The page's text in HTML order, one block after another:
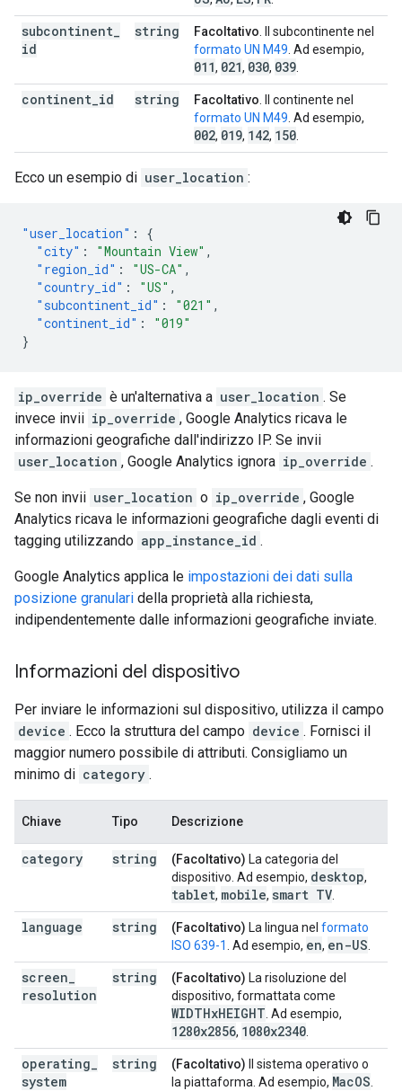
subcontinent
id
string Facoltativo . Il subcontinente nel
formato UN M49 . Ad esempio,
011, 021, 030, 039
continent id string Facoltativo . Il continente nel
formato UN M49 . Ad esempio,
002, 019, 142, 150
Ecco un esempio di user_location :
"user_location" :
{
"city" : "Mountain View" ,
"region_id" : "US-CA" ,
"country_id" : "US" ,
"subcontinent_id" : "021" ,
"continent_id" :
"019"
}
ip_override è un'alternativa a user_location . Se
invece invii ip_override , Google Analytics ricava le
informazioni geografiche dall'indirizzo IP. Se invii
user_location , Google Analytics ignora ip_override .
Se non invii user_location o ip_override , Google
Analytics ricava le informazioni geografiche dagli eventi di
tagging utilizzando app_instance_id .
Google Analytics applica le impostazioni dei dati sulla
posizione granulari della proprietà alla richiesta,
indipendentemente dalle informazioni geografiche inviate.
Informazioni del dispositivo
Per inviare le informazioni sul dispositivo, utilizza il campo
device . Ecco la struttura del campo device . Fornisci il
maggior numero possibile di attributi. Consigliamo un
minimo di category .
Chiave Tipo Descrizione
category string (Facoltativo) La categoria del
dispositivo. Ad esempio, desktop,
tablet, mobile, smart TV
language string (Facoltativo) La lingua nel formato
ISO 639-1 . Ad esempio, en, en-US
screen
resolution
string (Facoltativo) La risoluzione del
dispositivo, formattata come
WIDTHxHEIGHT . Ad esempio,
1280x2856, 1080x2340
operating
system
string (Facoltativo) Il sistema operativo o
la piattaforma. Ad esempio, MacOS